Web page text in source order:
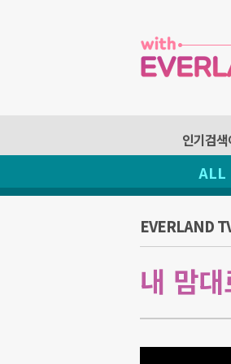
ALL
EVERLAND
내 맘